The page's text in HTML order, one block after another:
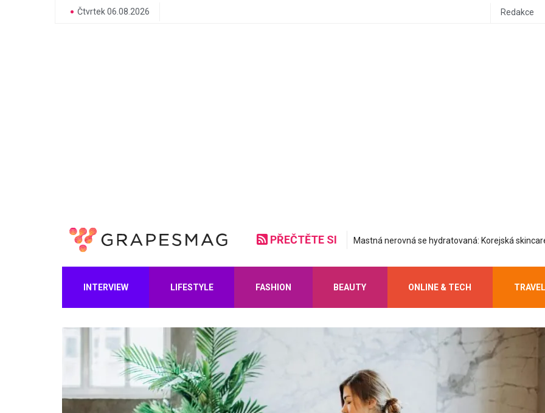
Čtvrtek 06.08.2026 Redakce
PŘEČTĚTE SI Do letadla stylově a pohodlně: Inspirujte se airport
INTERVIEW LIFESTYLE FASHION BEAUTY ONLINE & TECH TRAVEL